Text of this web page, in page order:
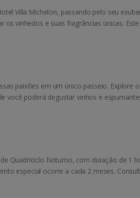
Villa Michelon, passando pelo seu
vinhedos e suas fragrâncias únicas.
paixões em um único passeio. Explore
você poderá degustar vinhos e
Quadriciclo Noturno, com duração de 1
especial ocorre a cada 2 meses.